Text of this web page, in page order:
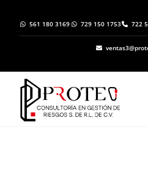
561 180 3169 729 150 1753 722